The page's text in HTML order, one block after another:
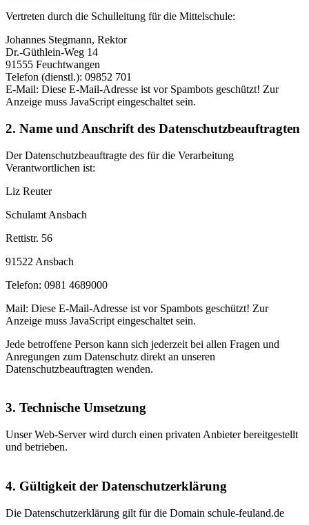
Vertreten durch die Schulleitung für die Mittelschule:
Johannes Stegmann, Rektor
Dr.-Güthlein-Weg 14
91555 Feuchtwangen
Telefon (dienstl.): 09852 701
E-Mail: Diese E-Mail-Adresse ist vor Spambots geschützt! Zur
Anzeige muss JavaScript eingeschaltet sein.
2. Name und Anschrift des Datenschutzbeauftragten
Der Datenschutzbeauftragte des für die Verarbeitung
Verantwortlichen ist:
Liz Reuter
Schulamt Ansbach
Rettistr. 56
91522 Ansbach
Telefon: 0981 4689000
Mail: Diese E-Mail-Adresse ist vor Spambots geschützt! Zur
Anzeige muss JavaScript eingeschaltet sein.
Jede betroffene Person kann sich jederzeit bei allen Fragen und
Anregungen zum Datenschutz direkt an unseren
Datenschutzbeauftragten wenden.
3. Technische Umsetzung
Unser Web-Server wird durch einen privaten Anbieter bereitgestellt
und betrieben.
4. Gültigkeit der Datenschutzerklärung
Die Datenschutzerklärung gilt für die Domain schule-feuland.de